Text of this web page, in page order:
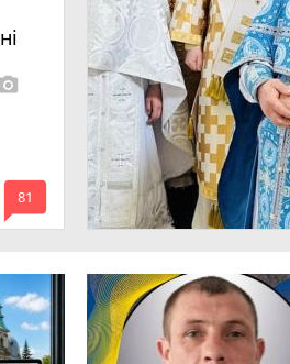
photo_camera
mode_comment
81